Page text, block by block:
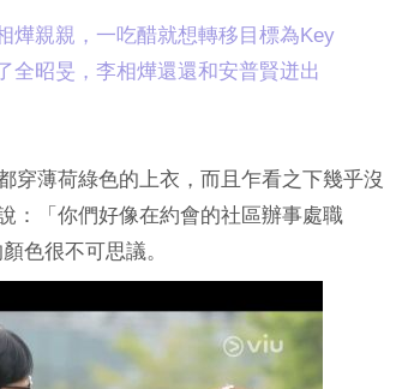
燁親親，一吃醋就想轉移目標為Key
全昭旻，李相燁還還和安普賢迸出
穿薄荷綠色的上衣，而且乍看之下幾乎沒
：「你們好像在約會的社區辦事處職
色很不可思議。